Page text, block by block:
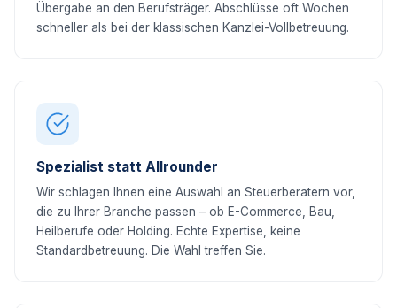
Übergabe an den Berufsträger. Abschlüsse oft Wochen
schneller als bei der klassischen Kanzlei-Vollbetreuung.
Spezialist statt Allrounder
Wir schlagen Ihnen eine Auswahl an Steuerberatern vor,
die zu Ihrer Branche passen – ob E-Commerce, Bau,
Heilberufe oder Holding. Echte Expertise, keine
Standardbetreuung. Die Wahl treffen Sie.